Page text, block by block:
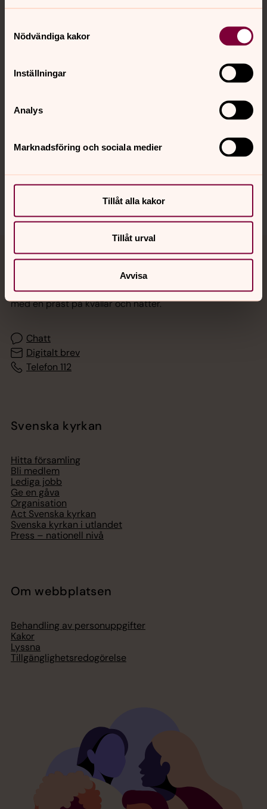
Nödvändiga kakor
Inställningar
Analys
Marknadsföring och sociala medier
Tillåt alla kakor
Tillåt urval
Avvisa
Kontakt
Kalender
Jourhavande präst
Akut samtals- och krisstöd. Prata eller chatta anonymt
med en präst på kvällar och nätter.
Chatt
Digitalt brev
Telefon 112
Svenska kyrkan
Hitta församling
Bli medlem
Lediga jobb
Ge en gåva
Organisation
Act Svenska kyrkan
Svenska kyrkan i utlandet
Press – nationell nivå
Om webbplatsen
Behandling av personuppgifter
Kakor
Lyssna
Tillgänglighetsredogörelse